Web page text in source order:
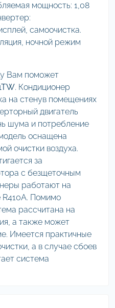
мощность: 1,08
самоочистка.
ночной режим
Вам поможет
. Кондиционер
на стенув помещениях
двигатель
шума и потребление
оснащена
очистки воздуха.
за
с безщеточным
работают на
Помимо
рассчитана на
а также может
Имеется практичные
а в случае сбоев
система